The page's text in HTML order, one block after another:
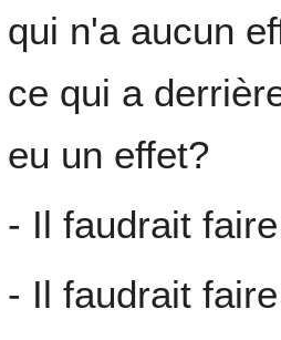
qui n'a aucun
ce qui a
eu un effet?
- Il faudrait
- Il faudrait